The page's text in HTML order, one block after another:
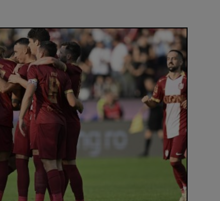
E convins